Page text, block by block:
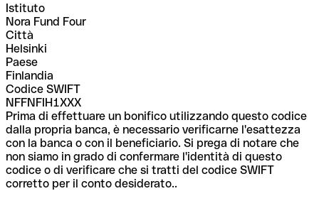
Istituto
Nora Fund Four
Città
Helsinki
Paese
Finlandia
Codice SWIFT
NFFNFIH1XXX
Prima di effettuare un bonifico utilizzando questo codice
dalla propria banca, è necessario verificarne l'esattezza
con la banca o con il beneficiario. Si prega di notare che
non siamo in grado di confermare l'identità di questo
codice o di verificare che si tratti del codice SWIFT
corretto per il conto desiderato..